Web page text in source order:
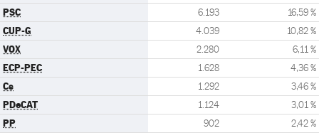
PSC 6.193 16,59 %
CUP-G 4.039 10,82 %
VOX 2.280 6,11 %
ECP-PEC 1.628 4,36 %
Cs 1.292 3,46 %
PDeCAT 1.124 3,01 %
PP 902 2,42 %